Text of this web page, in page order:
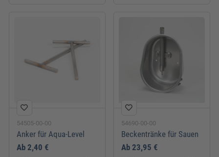
54505-00-00
Anker für Aqua-Level
Ab 2,40 €
54690-00-00
Beckentränke für Sauen
Ab 23,95 €